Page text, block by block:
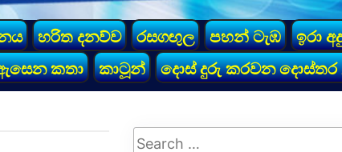
හරිත දනව්ව රසගඟුල පහන් ටැඹ
ඉරා
කතා කාටූන් දොස් දුරු කරවන දොස්තර